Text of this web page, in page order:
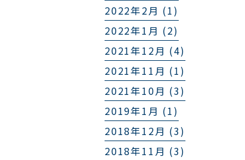
2022年2月 (1)
2022年1月 (2)
2021年12月 (4)
2021年11月 (1)
2021年10月 (3)
2019年1月 (1)
2018年12月 (3)
2018年11月 (3)